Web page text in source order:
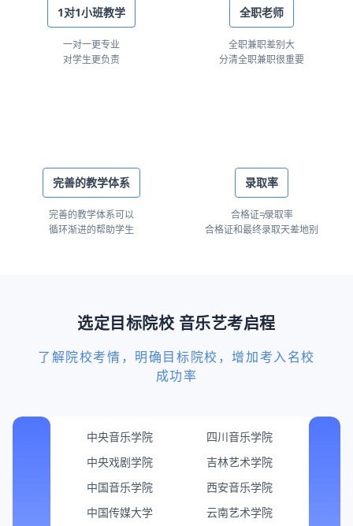
1对1小班教学
一对一更专业
对学生更负责
全职老师
全职兼职差别大
分清全职兼职很重要
完善的教学体系
完善的教学体系可以
循环渐进的帮助学生
录取率
合格证≠录取率
合格证和最终录取天差地别
选定目标院校 音乐艺考启程
了解院校考情，明确目标院校，增加考入名校
成功率
中央音乐学院
四川音乐学院
中央戏剧学院
吉林艺术学院
中国音乐学院
西安音乐学院
中国传媒大学
云南艺术学院